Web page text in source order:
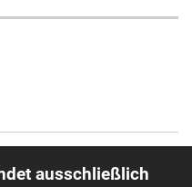
ausschließlich